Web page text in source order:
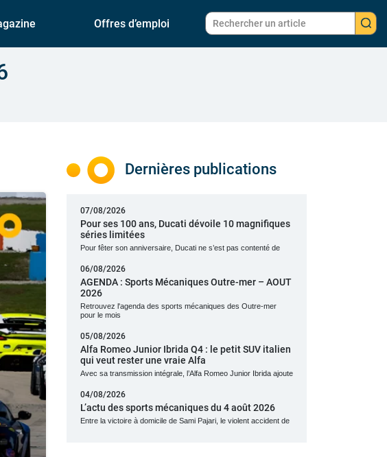
Offres d’emploi
Dernières publications
07/08/2026
Pour ses 100 ans, Ducati dévoile 10 magnifiques
séries limitées
Pour fêter son anniversaire, Ducati ne s’est pas contenté de
06/08/2026
AGENDA : Sports Mécaniques Outre-mer – AOUT
2026
Retrouvez l'agenda des sports mécaniques des Outre-mer
pour le mois
05/08/2026
Alfa Romeo Junior Ibrida Q4 : le petit SUV italien
qui veut rester une vraie Alfa
Avec sa transmission intégrale, l’Alfa Romeo Junior Ibrida ajoute
04/08/2026
L’actu des sports mécaniques du 4 août 2026
Entre la victoire à domicile de Sami Pajari, le violent accident de